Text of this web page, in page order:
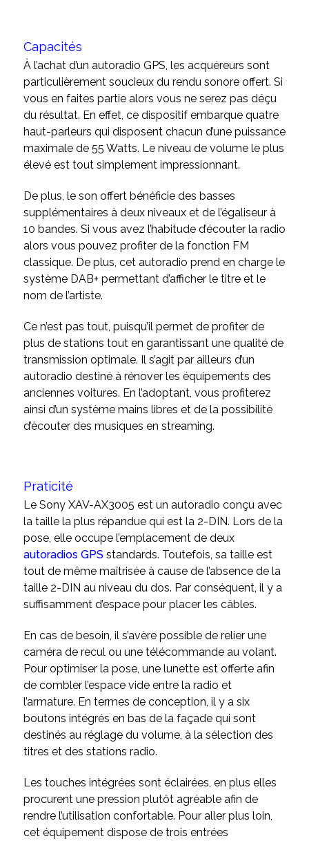
Capacités
À l’achat d’un autoradio GPS, les acquéreurs sont
particulièrement soucieux du rendu sonore offert. Si
vous en faites partie alors vous ne serez pas déçu
du résultat. En effet, ce dispositif embarque quatre
haut-parleurs qui disposent chacun d’une puissance
maximale de 55 Watts. Le niveau de volume le plus
élevé est tout simplement impressionnant.
De plus, le son offert bénéficie des basses
supplémentaires à deux niveaux et de l’égaliseur à
10 bandes. Si vous avez l’habitude d’écouter la radio
alors vous pouvez profiter de la fonction FM
classique. De plus, cet autoradio prend en charge le
système DAB+ permettant d’afficher le titre et le
nom de l’artiste.
Ce n’est pas tout, puisqu’il permet de profiter de
plus de stations tout en garantissant une qualité de
transmission optimale. Il s’agit par ailleurs d’un
autoradio destiné à rénover les équipements des
anciennes voitures. En l’adoptant, vous profiterez
ainsi d’un système mains libres et de la possibilité
d’écouter des musiques en streaming.
Praticité
Le Sony XAV-AX3005 est un autoradio conçu avec
la taille la plus répandue qui est la 2-DIN. Lors de la
pose, elle occupe l’emplacement de deux
autoradios GPS standards. Toutefois, sa taille est
tout de même maîtrisée à cause de l’absence de la
taille 2-DIN au niveau du dos. Par conséquent, il y a
suffisamment d’espace pour placer les câbles.
En cas de besoin, il s’avère possible de relier une
caméra de recul ou une télécommande au volant.
Pour optimiser la pose, une lunette est offerte afin
de combler l’espace vide entre la radio et
l’armature. En termes de conception, il y a six
boutons intégrés en bas de la façade qui sont
destinés au réglage du volume, à la sélection des
titres et des stations radio.
Les touches intégrées sont éclairées, en plus elles
procurent une pression plutôt agréable afin de
rendre l’utilisation confortable. Pour aller plus loin,
cet équipement dispose de trois entrées